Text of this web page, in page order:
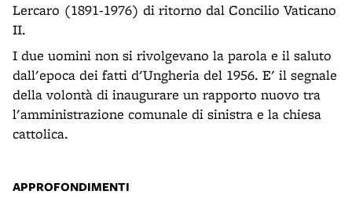
Lercaro (1891-1976) di ritorno dal Concilio Vaticano
II.
I due uomini non si rivolgevano la parola e il saluto
dall'epoca dei fatti d'Ungheria del 1956. E' il segnale
della volontà di inaugurare un rapporto nuovo tra
l'amministrazione comunale di sinistra e la chiesa
cattolica.
APPROFONDIMENTI